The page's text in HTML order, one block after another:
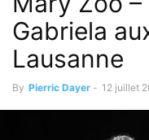
Gabriela
Lausanne
By Pierric Dayer - 12 juillet